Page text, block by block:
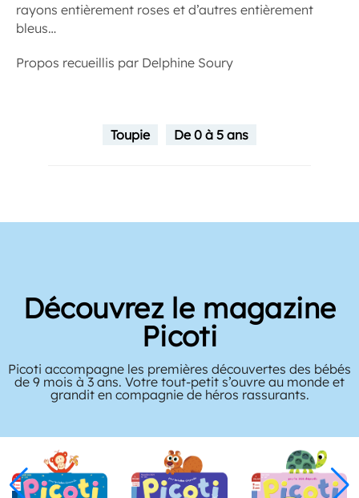
rayons entièrement roses et d’autres entièrement
bleus…
Propos recueillis par Delphine Soury
Toupie De 0 à 5 ans
Découvrez le magazine
Picoti
Picoti accompagne les premières découvertes des bébés
de 9 mois à 3 ans. Votre tout-petit s’ouvre au monde et
grandit en compagnie de héros rassurants.